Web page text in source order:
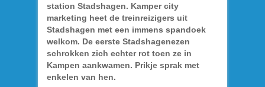
station Stadshagen. Kamper city
marketing heet de treinreizigers uit
Stadshagen met een immens spandoek
welkom. De eerste Stadshagenezen
schrokken zich echter rot toen ze in
Kampen aankwamen. Prikje sprak met
enkelen van hen.